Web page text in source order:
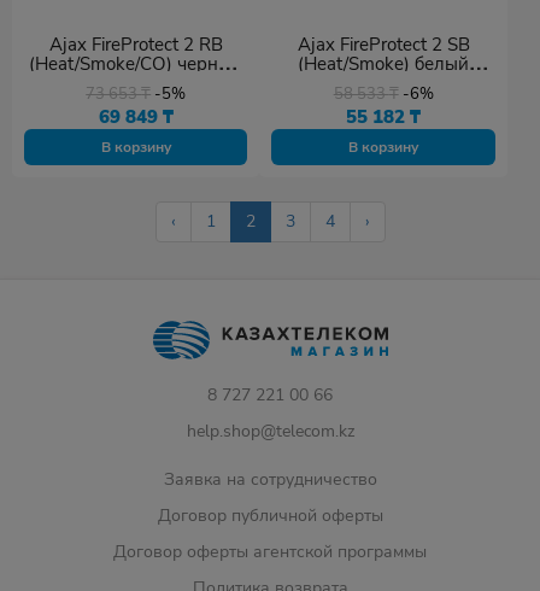
Ajax FireProtect 2 RB
(Heat/Smoke/CO) черный
Датчик тепла, дыма и
угарного газа
73 653₸ -5%
69 849 ₸
В корзину
Ajax FireProtect 2 SB
(Heat/Smoke) белый
Датчик тепла и дыма
58 533₸ -6%
55 182₸
В корзину
‹ 1 2 3 4 ›
8 727 221 00 66
help.shop@telecom.kz
Заявка на сотрудничество
Договор публичной оферты
Договор оферты агентской программы